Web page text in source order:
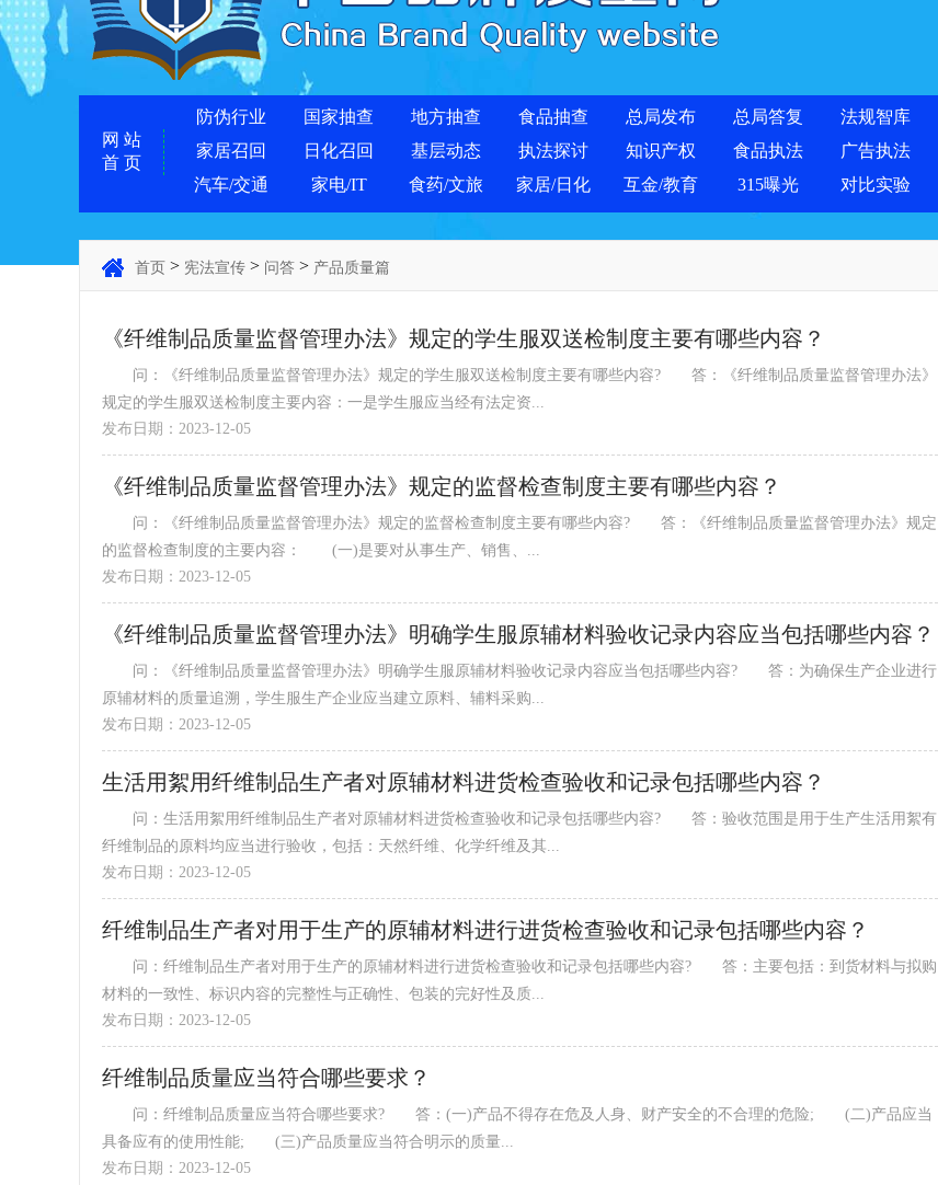
网 站
首 页
防伪行业 国家抽查 地方抽查 食品抽查 总局发布 总局答复 法规智库
家居召回
日化召回 基层动态 执法探讨 知识产权 食品执法 广告执法
汽车/交通
家电/IT 食药/文旅 家居/日化 互金/教育 315曝光 对比实验
首页 > 宪法宣传 > 问答 > 产品质量篇
《纤维制品质量监督管理办法》规定的学生服双送检制度主要有哪些内容？
问：《纤维制品质量监督管理办法》规定的学生服双送检制度主要有哪些内容? 答：《纤维制品质量监督管理办法》
规定的学生服双送检制度主要内容：一是学生服应当经有法定资...
发布日期：2023-12-05
《纤维制品质量监督管理办法》规定的监督检查制度主要有哪些内容？
问：《纤维制品质量监督管理办法》规定的监督检查制度主要有哪些内容? 答：《纤维制品质量监督管理办法》规定
的监督检查制度的主要内容： (一)是要对从事生产、销售、...
发布日期：2023-12-05
《纤维制品质量监督管理办法》明确学生服原辅材料验收记录内容应当包括哪些内容？
问：《纤维制品质量监督管理办法》明确学生服原辅材料验收记录内容应当包括哪些内容? 答：为确保生产企业进行
原辅材料的质量追溯，学生服生产企业应当建立原料、辅料采购...
发布日期：2023-12-05
生活用絮用纤维制品生产者对原辅材料进货检查验收和记录包括哪些内容？
问：生活用絮用纤维制品生产者对原辅材料进货检查验收和记录包括哪些内容? 答：验收范围是用于生产生活用絮有
纤维制品的原料均应当进行验收，包括：天然纤维、化学纤维及其...
发布日期：2023-12-05
纤维制品生产者对用于生产的原辅材料进行进货检查验收和记录包括哪些内容？
问：纤维制品生产者对用于生产的原辅材料进行进货检查验收和记录包括哪些内容? 答：主要包括：到货材料与拟购
材料的一致性、标识内容的完整性与正确性、包装的完好性及质...
发布日期：2023-12-05
纤维制品质量应当符合哪些要求？
问：纤维制品质量应当符合哪些要求? 答：(一)产品不得存在危及人身、财产安全的不合理的危险; (二)产品应当
具备应有的使用性能; (三)产品质量应当符合明示的质量...
发布日期：2023-12-05